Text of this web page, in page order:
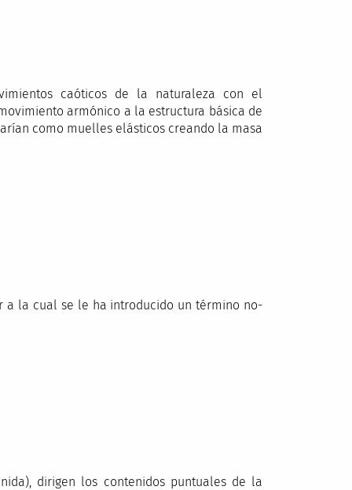
caóticos de la naturaleza con el
armónico a la estructura básica de
como muelles elásticos creando la masa
a la cual se le ha introducido un término no-
dirigen los contenidos puntuales de la